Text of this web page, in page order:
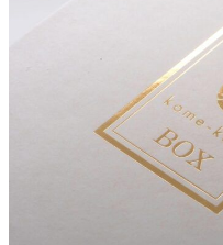
購読・購入
お問い合わせ